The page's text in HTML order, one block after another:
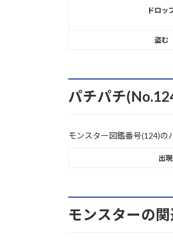
ドロッ
盗む
パチパチ
モンスター図鑑番号(124)の
出
モンスターの